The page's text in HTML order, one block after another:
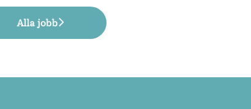
Alla jobb